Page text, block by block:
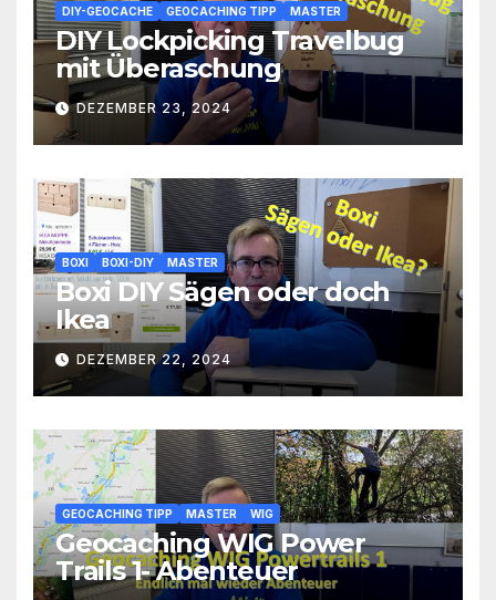
DIY-GEOCACHE GEOCACHING TIPP MASTER
DIY Lockpicking Travelbug
mit Überaschung
DEZEMBER 23, 2024
BOXI BOXI-DIY MASTER
Boxi DIY Sägen oder doch
Ikea
DEZEMBER 22, 2024
GEOCACHING TIPP MASTER WIG
Geocaching WIG Power
Trails 1- Abenteuer